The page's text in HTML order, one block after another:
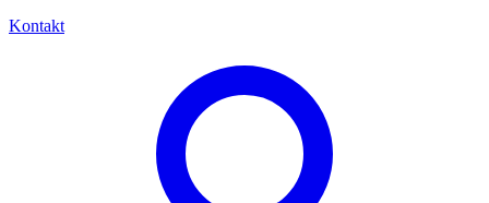
Kontakt